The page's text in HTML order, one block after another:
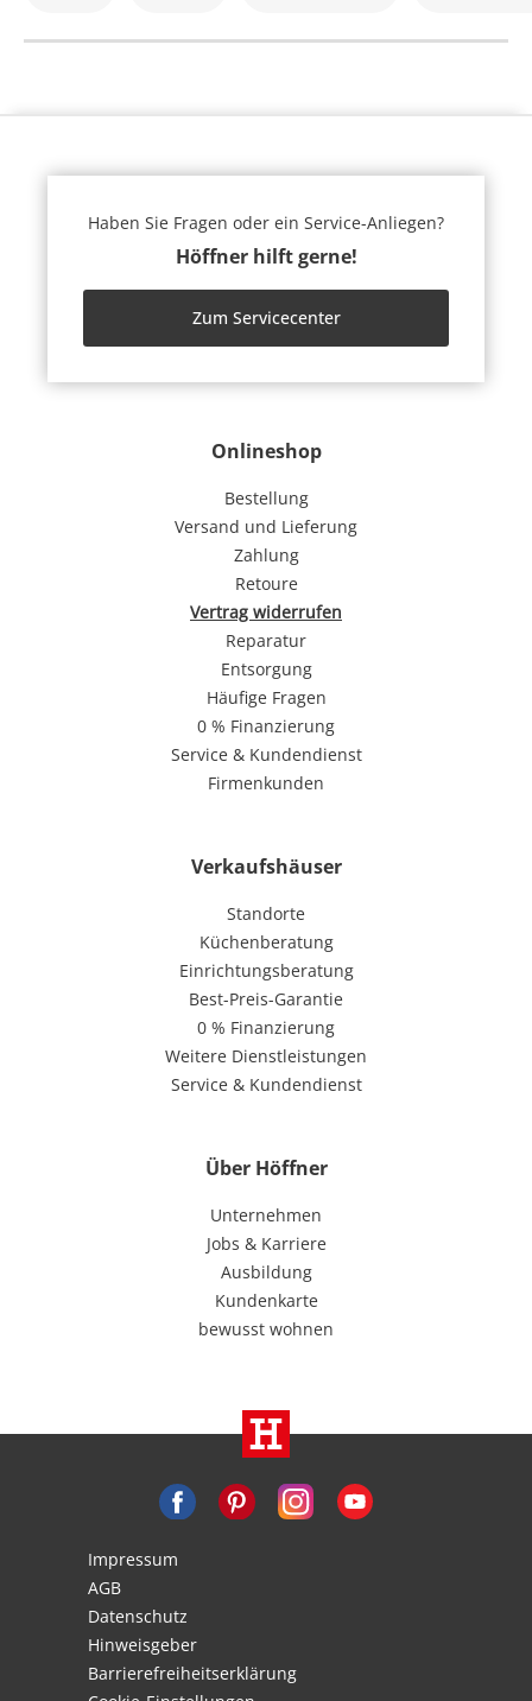
Onlineshop
Bestellung
Versand und Lieferung
Zahlung
Retoure
Vertrag widerrufen
Reparatur
Entsorgung
Häufige Fragen
0 % Finanzierung
Service & Kundendienst
Firmenkunden
Verkaufshäuser
Standorte
Küchenberatung
Einrichtungsberatung
Best-Preis-Garantie
0 % Finanzierung
Weitere Dienstleistungen
Service & Kundendienst
Über Höffner
Unternehmen
Jobs & Karriere
Ausbildung
Kundenkarte
bewusst wohnen
Haben Sie Fragen oder ein Service-Anliegen?
Höffner hilft gerne!
Zum Servicecenter
Impressum
AGB
Datenschutz
Hinweisgeber
Barrierefreiheitserklärung